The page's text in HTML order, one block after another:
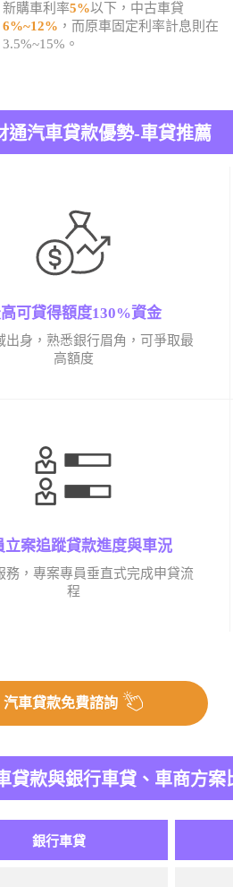
新購車利率5%以下，中古車貸
6%~12% ，而原車固定利率計息則在
3.5%~15%。
通汽車貸款優勢-車貸推薦
可貸得額度130%資金
出身，熟悉銀行眉角，可爭取最
高額度
立案追蹤貸款進度與車況
務，專案專員垂直式完成申貸流
程
汽車貸款免費諮詢
貸款與銀行車貸、車商方案
銀行車貸